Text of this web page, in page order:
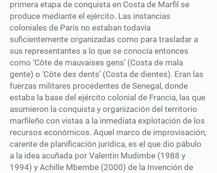
primera etapa de conquista en Costa de Marfil se
produce mediante el ejército. Las instancias
coloniales de París no estaban todavía
suficientemente organizadas como para trasladar a
sus representantes a lo que se conocía entonces
como ‘Côte de mauvaises gens’ (Costa de mala
gente) o ‘Côte des dents’ (Costa de dientes). Eran las
fuerzas militares procedentes de Senegal, donde
estaba la base del ejército colonial de Francia, las que
asumieron la conquista y organización del territorio
marfileño con vistas a la inmediata explotación de los
recursos económicos. Aquel marco de improvisación,
carente de planificación jurídica, es el que dio pábulo
a la idea acuñada por Valentin Mudimbe (1988 y
1994) y Achille Mbembe (2000) de la Invención de